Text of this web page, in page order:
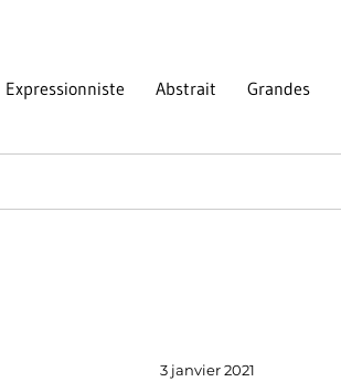
Expressionniste Abstrait Grandes
Publié
3 janvier 2021